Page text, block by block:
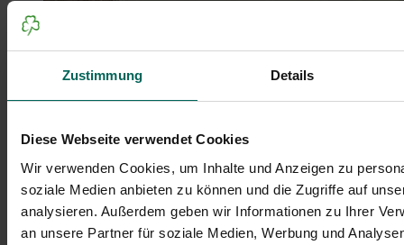
Zustimmung Details
Diese Webseite verwendet Cookies
Wir verwenden Cookies, um Inhalte und Anzeigen zu
soziale Medien anbieten zu können und die Zugriffe auf
analysieren. Außerdem geben wir Informationen zu Ihrer
an unsere Partner für soziale Medien, Werbung und